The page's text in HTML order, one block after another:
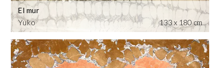
Yuko
El mur
133 x 180 cm